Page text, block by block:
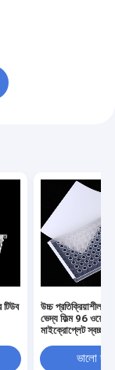
উচ্চ প্রতিক্রিয়াশীল
ভেদ্য ফিল্ম 96 ওয়েল
মাইক্রোপ্লেট স্বচ্ছ
ভালো দাম